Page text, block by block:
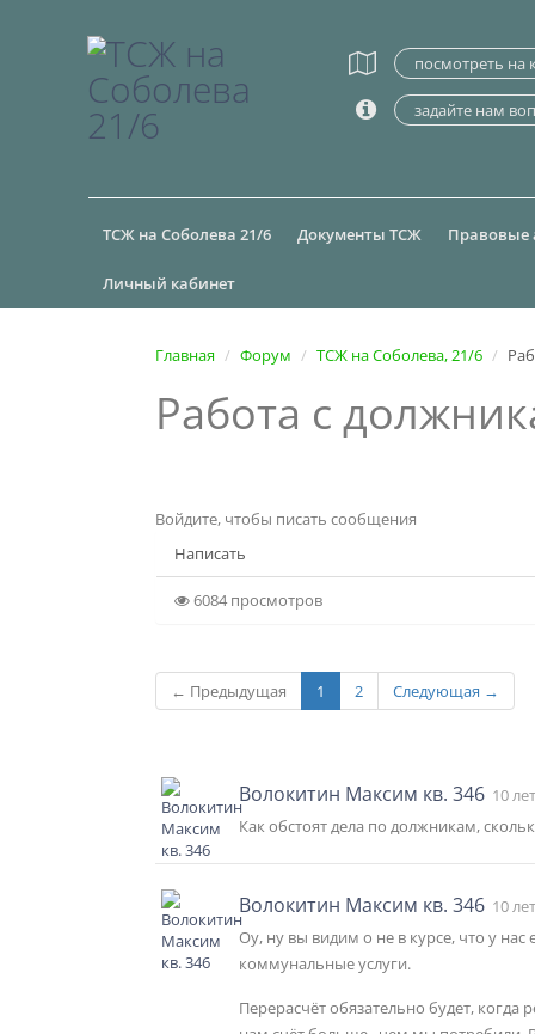
посмотреть на
задайте нам
ТСЖ на Соболева 21/6 Документы ТСЖ Правовые
Личный кабинет
Главная Форум ТСЖ на Соболева, 21/6
Работа с
Войдите, чтобы писать сообщения
Написать
6084 просмотров
← Предыдущая 1 2 Следующая →
Волокитин Максим кв. 346 10
Как обстоят дела по должникам,
Волокитин Максим кв. 346 10
Оу, ну вы видим о не в курсе, что у
коммунальные услуги.
Перерасчёт обязательно будет,